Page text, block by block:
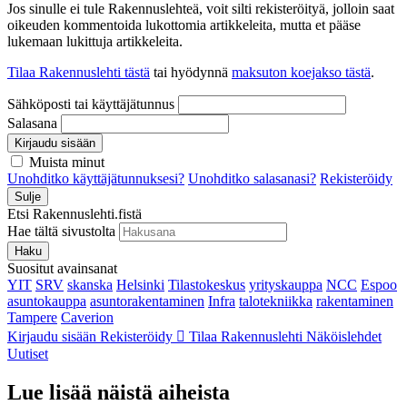
Jos sinulle ei tule Rakennuslehteä, voit silti rekisteröityä, jolloin saat
oikeuden kommentoida lukottomia artikkeleita, mutta et pääse
lukemaan lukittuja artikkeleita.
Tilaa Rakennuslehti tästä tai hyödynnä maksuton koejakso tästä.
Sähköposti tai käyttäjätunnus
Salasana
Kirjaudu sisään
Muista minut
Unohditko käyttäjätunnuksesi? Unohditko salasanasi? Rekisteröidy
Sulje
Etsi Rakennuslehti.fistä
Hae tältä sivustolta
Haku
Suositut avainsanat
YIT SRV skanska Helsinki Tilastokeskus yrityskauppa NCC Espoo
asuntokauppa asuntorakentaminen Infra talotekniikka rakentaminen
Tampere Caverion
Kirjaudu sisään Rekisteröidy Tilaa Rakennuslehti Näköislehdet
Uutiset
Lue lisää näistä aiheista